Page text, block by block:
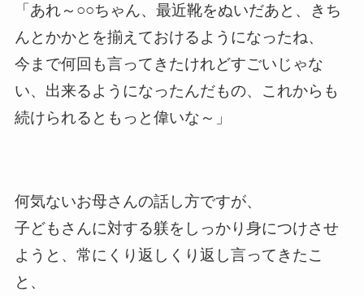
「あれ～○○ちゃん、最近靴をぬいだあと、きち
んとかかとを揃えておけるようになったね、
今まで何回も言ってきたけれどすごいじゃな
い、出来るようになったんだもの、これからも
続けられるともっと偉いな～」
何気ないお母さんの話し方ですが、
子どもさんに対する躾をしっかり身につけさせ
ようと、常にくり返しくり返し言ってきたこ
と、